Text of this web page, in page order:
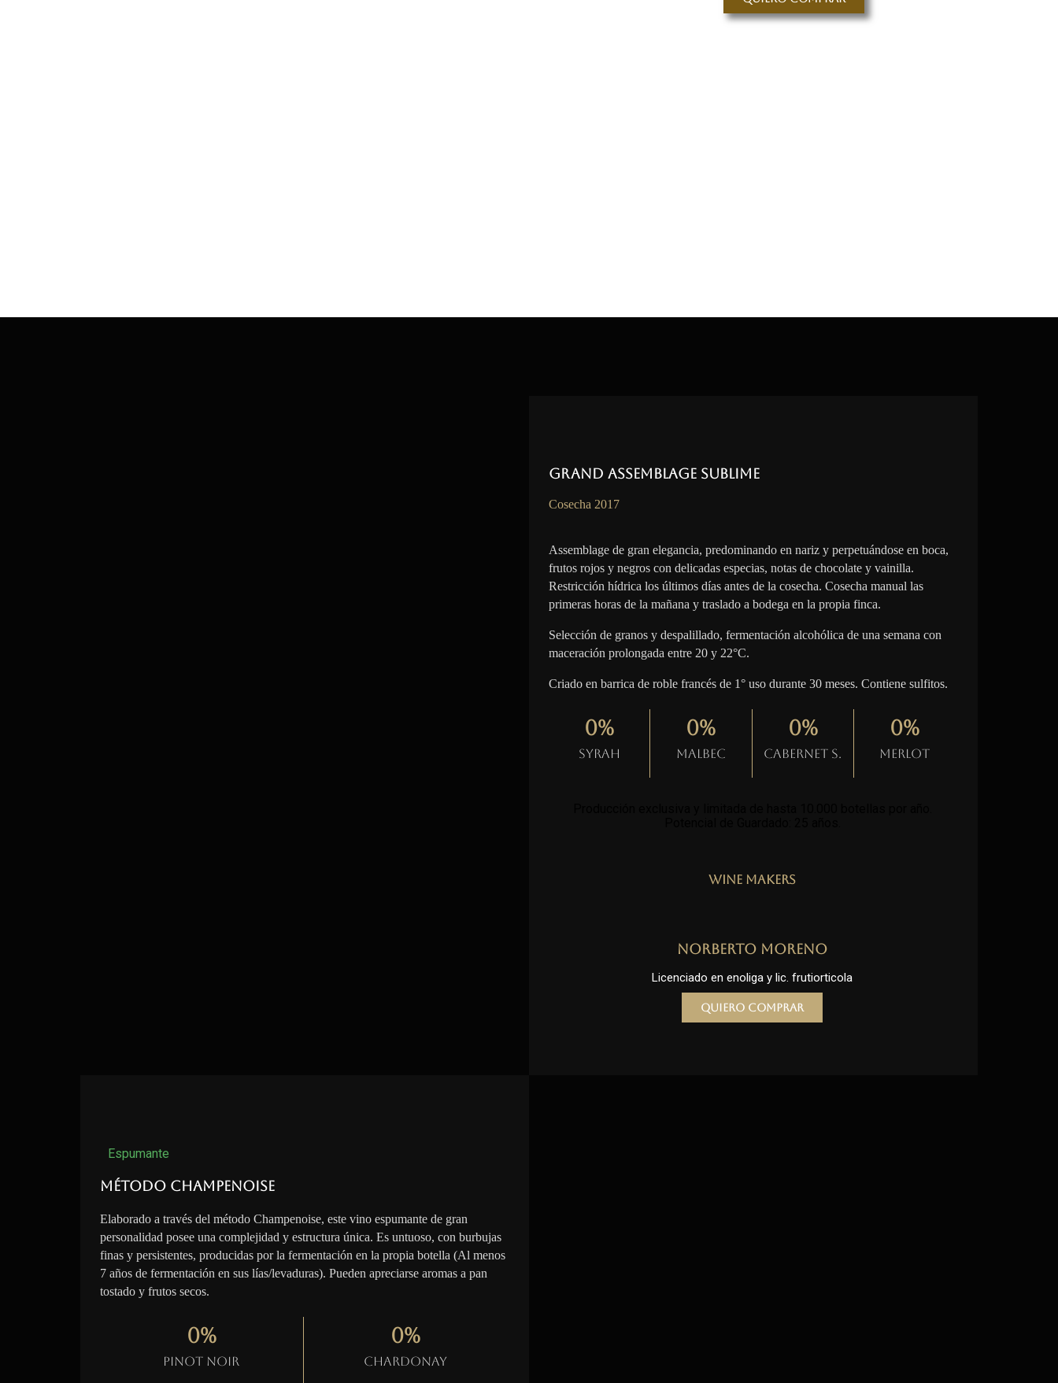
Grand Assemblage Sublime
Cosecha 2017
Assemblage de gran elegancia, predominando en nariz y perpetuándose en boca,
frutos rojos y negros con delicadas especias, notas de chocolate y vainilla.
Restricción hídrica los últimos días antes de la cosecha. Cosecha manual las
primeras horas de la mañana y traslado a bodega en la propia finca.
Selección de granos y despalillado, fermentación alcohólica de una semana con
maceración prolongada entre 20 y 22°C.
Criado en barrica de roble francés de 1° uso durante 30 meses. Contiene sulfitos.
Syrah
0%
Malbec
0%
Cabernet S.
0%
Merlot
0%
Wine Makers
Norberto Moreno
Licenciado en enoliga y lic. frutiorticola
Quiero comprar
Espumante
Método Champenoise
Elaborado a través del método Champenoise, este vino espumante de gran
personalidad posee una complejidad y estructura única. Es untuoso, con burbujas
finas y persistentes, producidas por la fermentación en la propia botella (Al menos
7 años de fermentación en sus lías/levaduras). Pueden apreciarse aromas a pan
tostado y frutos secos.
Pinot Noir
0%
Chardonay
0%